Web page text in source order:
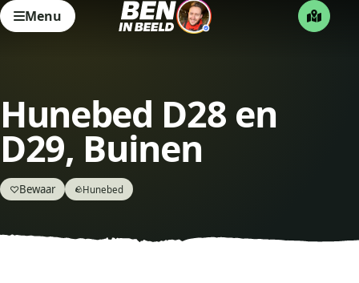
Menu
Hunebed D28 en
D29, Buinen
♡Bewaar 🪨Hunebed